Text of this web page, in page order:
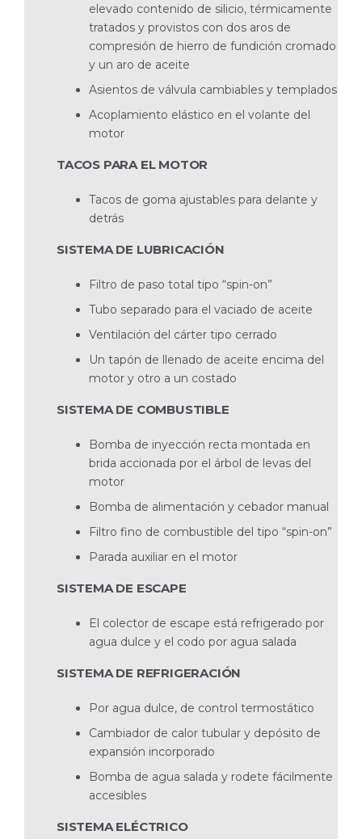
elevado contenido de silicio, térmicamente
tratados y provistos con dos aros de
compresión de hierro de fundición cromado
y un aro de aceite
Asientos de válvula cambiables y templados
Acoplamiento elástico en el volante del
motor
TACOS PARA EL MOTOR
Tacos de goma ajustables para delante y
detrás
SISTEMA DE LUBRICACIÓN
Filtro de paso total tipo “spin-on”
Tubo separado para el vaciado de aceite
Ventilación del cárter tipo cerrado
Un tapón de llenado de aceite encima del
motor y otro a un costado
SISTEMA DE COMBUSTIBLE
Bomba de inyección recta montada en
brida accio­nada por el árbol de levas del
motor
Bomba de alimentación y cebador manual
Filtro fino de combustible del tipo “spin-on”
Parada auxiliar en el motor
SISTEMA DE ESCAPE
El colector de escape está refrigerado por
agua dulce y el codo por agua salada
SISTEMA DE REFRIGERACIÓN
Por agua dulce, de control termostático
Cambiador de calor tubular y depósito de
expan­sión incorporado
Bomba de agua salada y rodete fácilmente
ac­cesibles
SISTEMA ELÉCTRICO